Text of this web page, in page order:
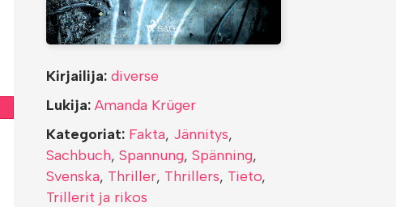
Kirjailija: diverse
Lukija: Amanda Krüger
Kategoriat: Fakta, Jännitys,
Sachbuch, Spannung, Spänning,
Svenska, Thriller, Thrillers, Tieto,
Trillerit ja rikos